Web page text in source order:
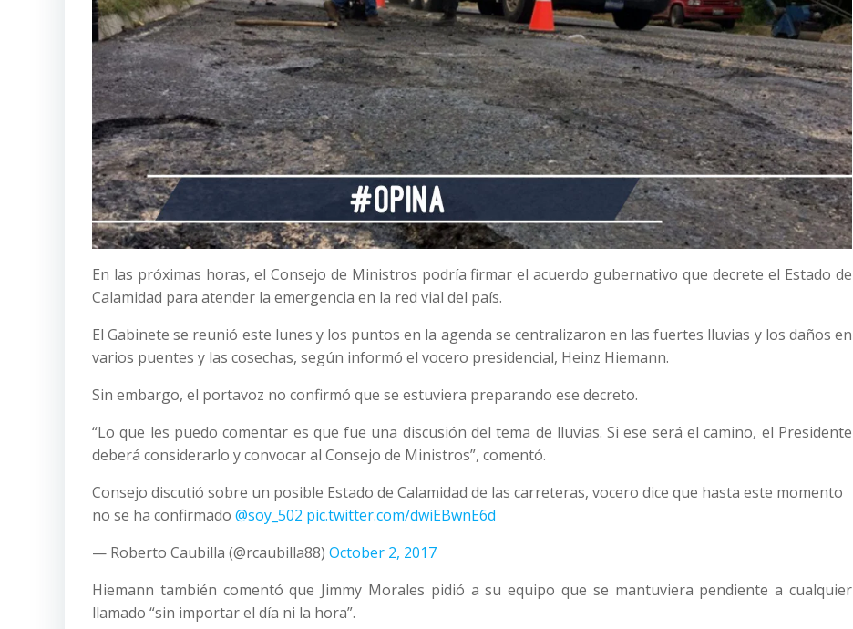
En las próximas horas, el Consejo de Ministros podría firmar el acuerdo gubernativo que decrete el Estado de
Calamidad para atender la emergencia en la red vial del país.
El Gabinete se reunió este lunes y los puntos en la agenda se centralizaron en las fuertes lluvias y los daños en
varios puentes y las cosechas, según informó el vocero presidencial, Heinz Hiemann.
Sin embargo, el portavoz no confirmó que se estuviera preparando ese decreto.
“Lo que les puedo comentar es que fue una discusión del tema de lluvias. Si ese será el camino, el Presidente
deberá considerarlo y convocar al Consejo de Ministros”, comentó.
Consejo discutió sobre un posible Estado de Calamidad de las carreteras, vocero dice que hasta este momento
no se ha confirmado @soy_502 pic.twitter.com/dwiEBwnE6d
— Roberto Caubilla (@rcaubilla88) October 2, 2017
Hiemann también comentó que Jimmy Morales pidió a su equipo que se mantuviera pendiente a cualquier
llamado “sin importar el día ni la hora”.